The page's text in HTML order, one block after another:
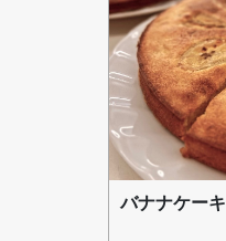
バナナケーキ